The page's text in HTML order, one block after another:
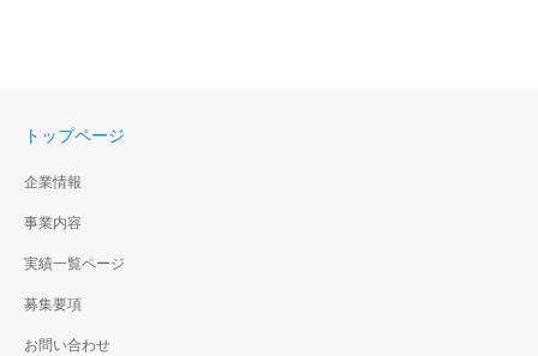
トップページ
企業情報
事業内容
実績一覧ページ
募集要項
お問い合わせ